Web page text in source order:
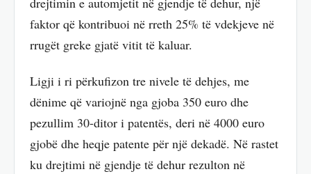
faktor që kontribuoi në rreth 25% të vdekjeve në
rrugët greke gjatë vitit të kaluar.
Ligji i ri përkufizon tre nivele të dehjes, me
dënime që variojnë nga gjoba 350 euro dhe
pezullim 30-ditor i patentës, deri në 4000 euro
gjobë dhe heqje patente për një dekadë. Në rastet
ku drejtimi në gjendje të dehur rezulton në